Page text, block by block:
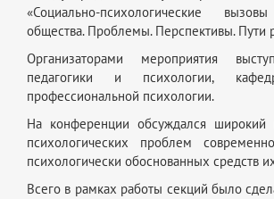
«Социально-психологические
общества. Проблемы. Перспективы. Пути
Организаторами мероприятия
педагогики и психологии,
профессиональной психологии.
На конференции обсуждался широкий
психологических проблем
психологически обоснованных средств
Всего в рамках работы секций было